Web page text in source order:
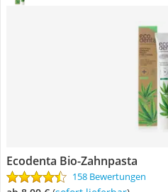
Ecodenta Bio-Zahnpasta
158 Bewertungen